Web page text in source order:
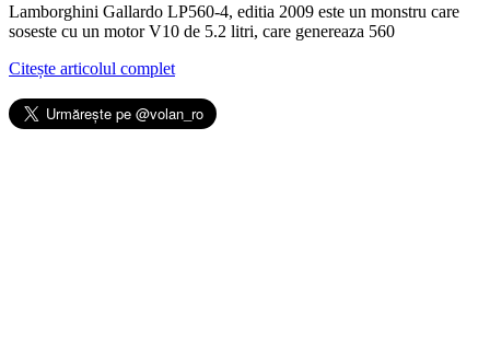
Lamborghini Gallardo LP560-4, editia 2009 este un monstru care
soseste cu un motor V10 de 5.2 litri, care genereaza 560
Citește articolul complet